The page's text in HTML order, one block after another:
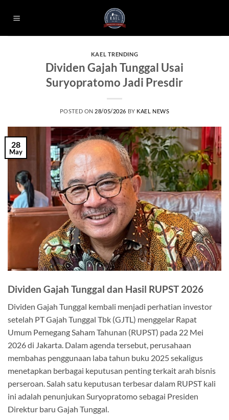
KAEL TRENDING
Dividen Gajah Tunggal Usai
Suryopratomo Jadi Presdir
POSTED ON 28/05/2026 BY KAEL NEWS
28
May
Dividen Gajah Tunggal dan Hasil RUPST 2026
Dividen Gajah Tunggal kembali menjadi perhatian investor
setelah PT Gajah Tunggal Tbk (GJTL) menggelar Rapat
Umum Pemegang Saham Tahunan (RUPST) pada 22 Mei
2026 di Jakarta. Dalam agenda tersebut, perusahaan
membahas penggunaan laba tahun buku 2025 sekaligus
menetapkan berbagai keputusan penting terkait arah bisnis
perseroan. Salah satu keputusan terbesar dalam RUPST kali
ini adalah penunjukan Suryopratomo sebagai Presiden
Direktur baru Gajah Tunggal.